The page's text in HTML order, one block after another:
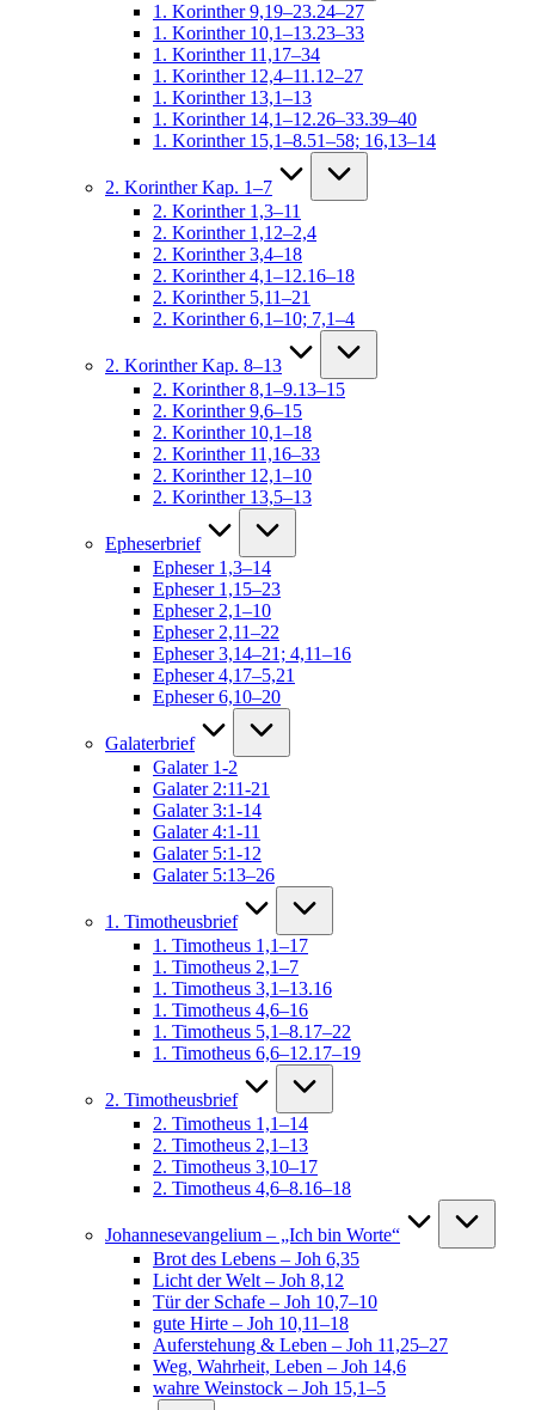
1. Korinther 9,19–23.24–27
1. Korinther 10,1–13.23–33
1. Korinther 11,17–34
1. Korinther 12,4–11.12–27
1. Korinther 13,1–13
1. Korinther 14,1–12.26–33.39–40
1. Korinther 15,1–8.51–58; 16,13–14
2. Korinther Kap. 1–7
2. Korinther 1,3–11
2. Korinther 1,12–2,4
2. Korinther 3,4–18
2. Korinther 4,1–12.16–18
2. Korinther 5,11–21
2. Korinther 6,1–10; 7,1–4
2. Korinther Kap. 8–13
2. Korinther 8,1–9.13–15
2. Korinther 9,6–15
2. Korinther 10,1–18
2. Korinther 11,16–33
2. Korinther 12,1–10
2. Korinther 13,5–13
Epheserbrief
Epheser 1,3–14
Epheser 1,15–23
Epheser 2,1–10
Epheser 2,11–22
Epheser 3,14–21; 4,11–16
Epheser 4,17–5,21
Epheser 6,10–20
Galaterbrief
Galater 1-2
Galater 2:11-21
Galater 3:1-14
Galater 4:1-11
Galater 5:1-12
Galater 5:13–26
1. Timotheusbrief
1. Timotheus 1,1–17
1. Timotheus 2,1–7
1. Timotheus 3,1–13.16
1. Timotheus 4,6–16
1. Timotheus 5,1–8.17–22
1. Timotheus 6,6–12.17–19
2. Timotheusbrief
2. Timotheus 1,1–14
2. Timotheus 2,1–13
2. Timotheus 3,10–17
2. Timotheus 4,6–8.16–18
Johannesevangelium – „Ich bin Worte“
Brot des Lebens – Joh 6,35
Licht der Welt – Joh 8,12
Tür der Schafe – Joh 10,7–10
gute Hirte – Joh 10,11–18
Auferstehung & Leben – Joh 11,25–27
Weg, Wahrheit, Leben – Joh 14,6
wahre Weinstock – Joh 15,1–5